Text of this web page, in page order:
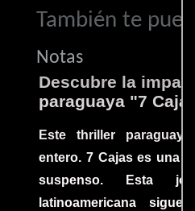
También te
Notas
Descubre la
paraguaya "7
Este thriller
entero. 7 Cajas es una
suspenso. Esta
latinoamericana